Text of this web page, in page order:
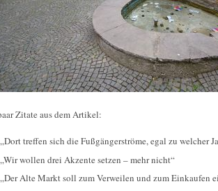
Zitate aus dem Artikel:
„Dort treffen sich die Fußgängerströme, egal zu welcher
„Wir wollen drei Akzente setzen – mehr nicht“
„Der Alte Markt soll zum Verweilen und zum Einkaufen